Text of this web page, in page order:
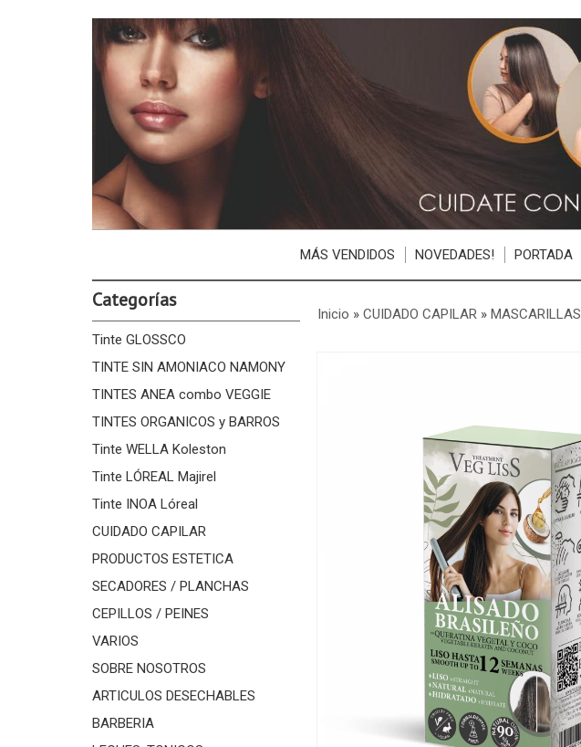
MÁS VENDIDOS NOVEDADES! PORTADA
Categorías
Tinte GLOSSCO
TINTE SIN AMONIACO NAMONY
TINTES ANEA combo VEGGIE
TINTES ORGANICOS y BARROS
Tinte WELLA Koleston
Tinte LÓREAL Majirel
Tinte INOA Lóreal
CUIDADO CAPILAR
PRODUCTOS ESTETICA
SECADORES / PLANCHAS
CEPILLOS / PEINES
VARIOS
SOBRE NOSOTROS
ARTICULOS DESECHABLES
BARBERIA
Inicio » CUIDADO CAPILAR» MASCARILLAS